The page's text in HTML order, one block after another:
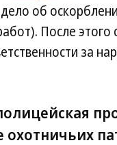
об
После этого
за